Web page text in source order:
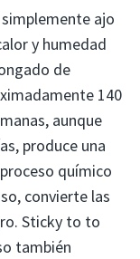
ajo
y humedad
de
140
aunque
produce una
químico
convierte las
Sticky to to
también